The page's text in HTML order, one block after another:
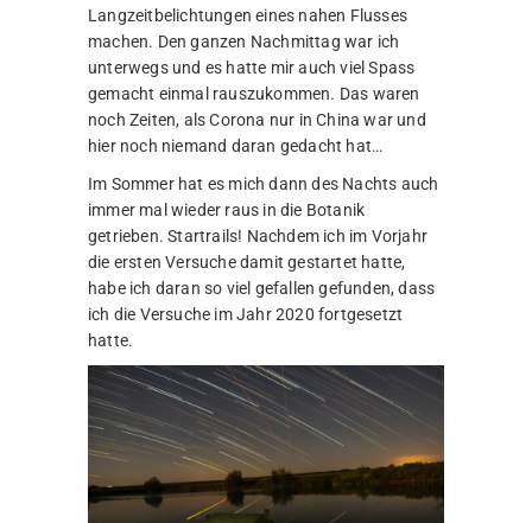
Langzeitbelichtungen eines nahen Flusses
machen. Den ganzen Nachmittag war ich
unterwegs und es hatte mir auch viel Spass
gemacht einmal rauszukommen. Das waren
noch Zeiten, als Corona nur in China war und
hier noch niemand daran gedacht hat…
Im Sommer hat es mich dann des Nachts auch
immer mal wieder raus in die Botanik
getrieben. Startrails! Nachdem ich im Vorjahr
die ersten Versuche damit gestartet hatte,
habe ich daran so viel gefallen gefunden, dass
ich die Versuche im Jahr 2020 fortgesetzt
hatte.